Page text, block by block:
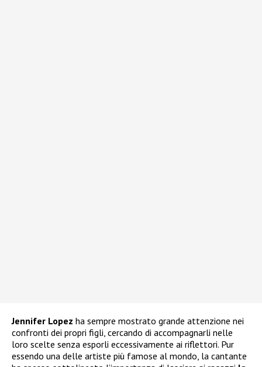
Jennifer Lopez ha sempre mostrato grande attenzione nei
confronti dei propri figli, cercando di accompagnarli nelle
loro scelte senza esporli eccessivamente ai riflettori. Pur
essendo una delle artiste più famose al mondo, la cantante